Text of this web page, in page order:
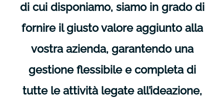
di cui disponiamo, siamo in grado di
fornire il giusto valore aggiunto alla
vostra azienda, garantendo una
gestione flessibile e completa di
tutte le attività legate all’ideazione,